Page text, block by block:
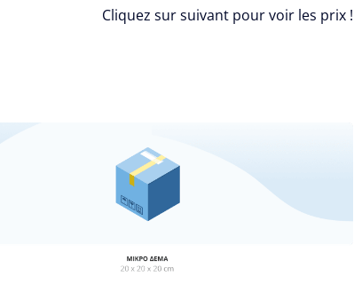
Cliquez sur suivant pour voir les prix !